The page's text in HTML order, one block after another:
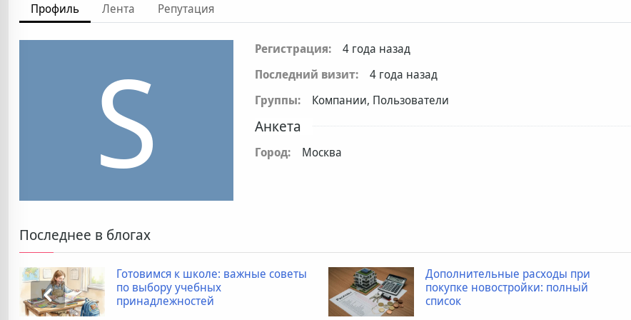
Профиль Лента Репутация
S Регистрация:
4 года назад
Последний визит:
4 года назад
Группы:
Компании, Пользователи
Анкета
Город: Москва
Последнее в блогах
Готовимся к школе: важные советы
по выбору учебных
принадлежностей
Дополнительные расходы при
покупке новостройки: полный
список